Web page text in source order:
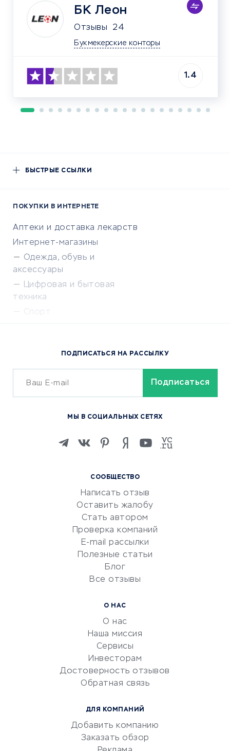
БК Леон
Отзывы 24
Букмекерские конторы
1.4
БЫСТРЫЕ ССЫЛКИ
ПОКУПКИ В ИНТЕРНЕТЕ
Аптеки и доставка лекарств
Интернет-магазины
Одежда, обувь и
аксессуары
Цифровая и бытовая
техника
Спорт
Сервисы доставки
ОБУЧЕНИЕ И РАБОТА
Изучение иностранных
Маркетинг и продажи
Репетиторство
Красота и здоровье
Сервисы по поиску работы
Сетевой маркетинг
УСЛУГИ ДЛЯ БИЗНЕСА
документооборот
Юридические компании
Бухгалтерия онлайн
СООБЩЕСТВО
Написать отзыв
Оставить жалобу
Стать автором
Проверка компаний
E-mail рассылки
Полезные статьи
Блог
Все отзывы
О НАС
О нас
Наша миссия
Сервисы
Инвесторам
Достоверность отзывов
Обратная связь
ДЛЯ КОМПАНИЙ
Добавить компанию
Заказать обзор
ПОДПИСАТЬСЯ НА РАССЫЛКУ
МЫ В СОЦИАЛЬНЫХ СЕТЯХ